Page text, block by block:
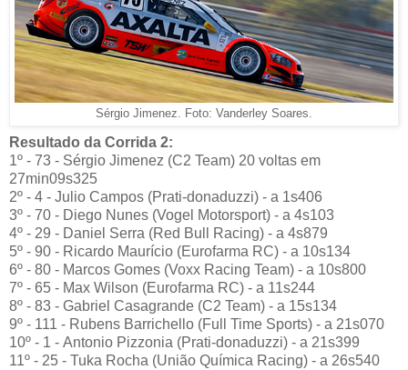
Sérgio Jimenez. Foto: Vanderley Soares.
Resultado da Corrida 2:
1º - 73 - Sérgio Jimenez (C2 Team) 20 voltas em
27min09s325
2º - 4 - Julio Campos (Prati-donaduzzi) - a 1s406
3º - 70 - Diego Nunes (Vogel Motorsport) - a 4s103
4º - 29 - Daniel Serra (Red Bull Racing) - a 4s879
5º - 90 - Ricardo Maurício (Eurofarma RC) - a 10s134
6º - 80 - Marcos Gomes (Voxx Racing Team) - a 10s800
7º - 65 - Max Wilson (Eurofarma RC) - a 11s244
8º - 83 - Gabriel Casagrande (C2 Team) - a 15s134
9º - 111 - Rubens Barrichello (Full Time Sports) - a 21s070
10º - 1 - Antonio Pizzonia (Prati-donaduzzi) - a 21s399
11º - 25 - Tuka Rocha (União Química Racing) - a 26s540